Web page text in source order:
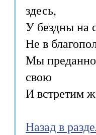
здесь,
У бездны на
Не в
Мы
свою
И встретим
Назад в